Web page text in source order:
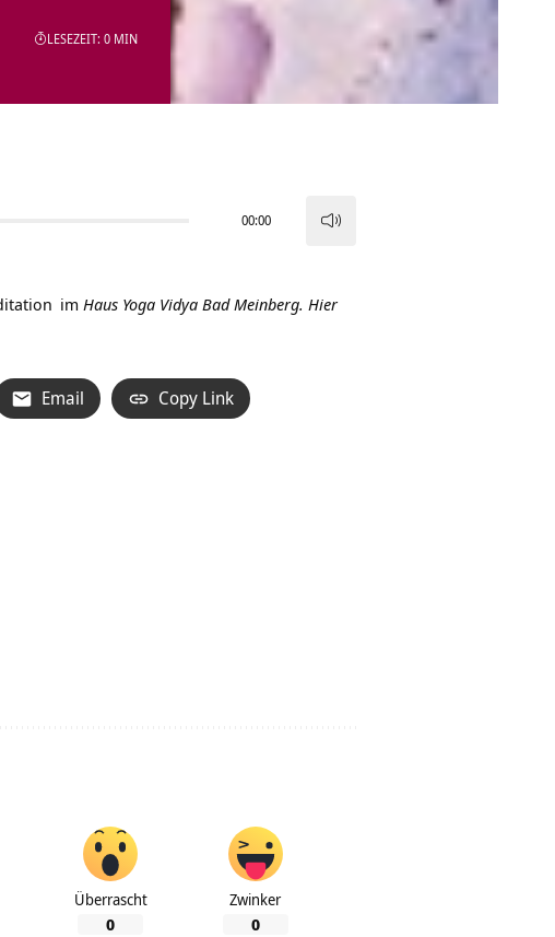
LESEZEIT: 0 MIN
00:00
im Haus Yoga Vidya Bad Meinberg. Hier
Email Copy Link
Überrascht
0
Zwinker
0